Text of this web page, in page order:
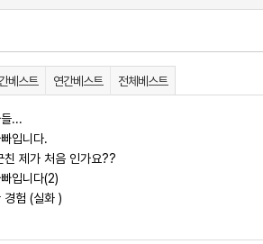
베스트 연간베스트 전체베스트
...
입니다.
친 제가 처음 인가요??
입니다(2)
경험 (실화 )